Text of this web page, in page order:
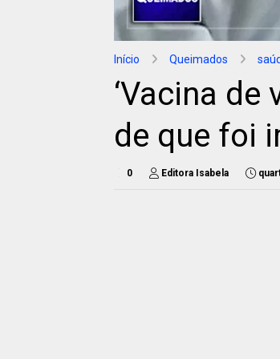
Início Queimados
‘Vacina de
de que foi
0 Editora Isabela